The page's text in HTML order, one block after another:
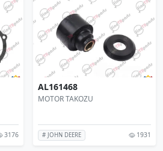
3176
AL161468
MOTOR TAKOZU
# JOHN DEERE 1931